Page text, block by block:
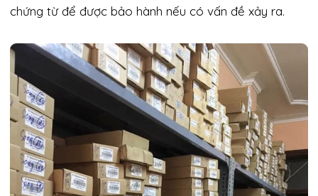
chứng từ để được bảo hành nếu có vấn đề xảy ra.